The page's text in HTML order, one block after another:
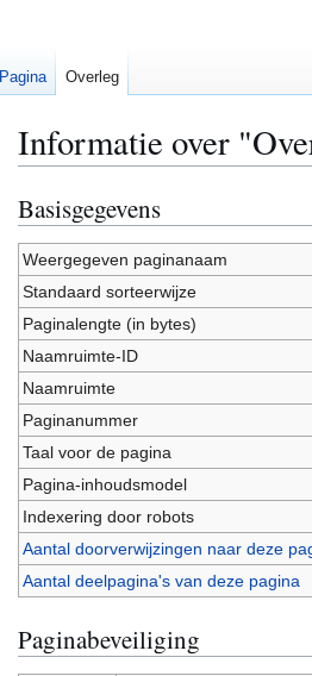
Informatie over
Naar
navigatie
springen
Naar
zoeken
springen
Basisgegevens
Weergegeven paginanaam
Standaard sorteerwijze
Paginalengte (in bytes)
Naamruimte-ID
Naamruimte
Paginanummer
Taal voor de pagina
Pagina-inhoudsmodel
Indexering door robots
Aantal doorverwijzingen naar deze
Aantal deelpagina's van deze pagina
Paginabeveiliging
Pagina Overleg